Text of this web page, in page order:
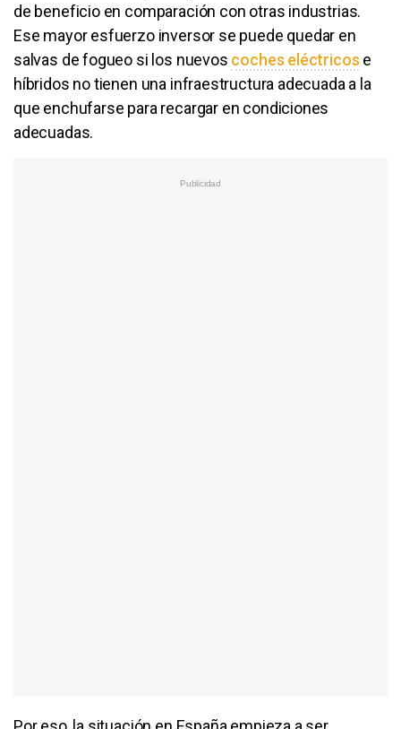
de beneficio en comparación con otras industrias.
Ese mayor esfuerzo inversor se puede quedar en
salvas de fogueo si los nuevos coches eléctricos e
híbridos no tienen una infraestructura adecuada a la
que enchufarse para recargar en condiciones
adecuadas.